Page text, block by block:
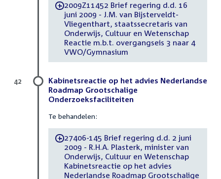
-2009Z11452 Brief regering d.d. 16
juni 2009 - J.M. van Bijsterveldt-
Vliegenthart, staatssecretaris van
Onderwijs, Cultuur en Wetenschap
Reactie m.b.t. overgangseis 3 naar 4
VWO/Gymnasium
Kabinetsreactie op het advies Nederlandse
Roadmap Grootschalige
Onderzoeksfaciliteiten
Te behandelen:
-27406-145 Brief regering d.d. 2 juni
2009 - R.H.A. Plasterk, minister van
Onderwijs, Cultuur en Wetenschap
Kabinetsreactie op het advies
Nederlandse Roadmap Grootschalige
42